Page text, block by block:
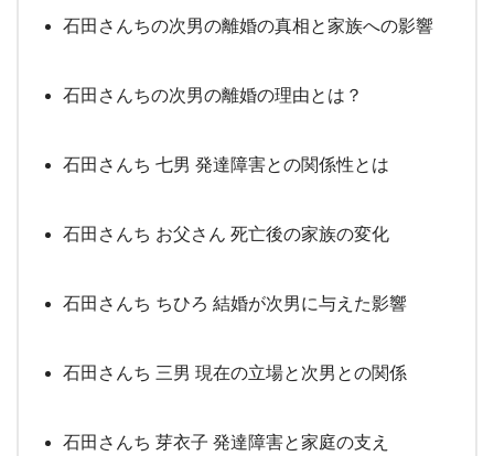
石田さんちの次男の離婚の真相と家族への影響
石田さんちの次男の離婚の理由とは？
石田さんち 七男 発達障害との関係性とは
石田さんち お父さん 死亡後の家族の変化
石田さんち ちひろ 結婚が次男に与えた影響
石田さんち 三男 現在の立場と次男との関係
石田さんち 芽衣子 発達障害と家庭の支え